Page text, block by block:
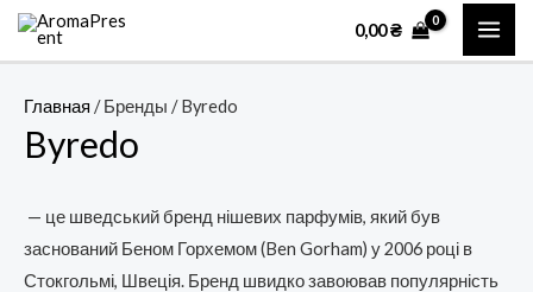
Перейти
0,00₴
Главная / Бренды / Byredo
Byredo
— це шведський бренд нішевих парфумів, який був
заснований Беном Горхемом (Ben Gorham) у 2006 році в
Стокгольмі, Швеція. Бренд швидко завоював популярність